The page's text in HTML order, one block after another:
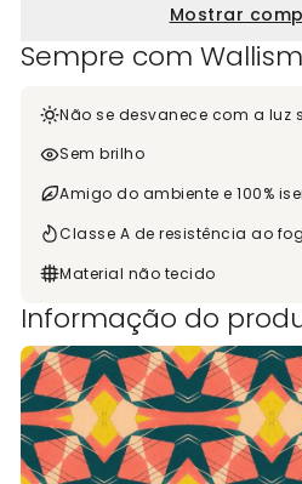
Mostrar
Sempre com Wallism
Não se desvanece com a luz
Sem brilho
Amigo do ambiente e 100%
Classe A de resistência ao
Material não tecido
Informação do